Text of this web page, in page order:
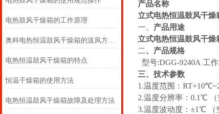
电热鼓风干燥箱的工作原理
奥科电热恒温鼓风干燥箱的送风方式？
电热恒温鼓风干燥箱的特点
恒温干燥箱的使用方法
电热恒温鼓风干燥箱故障及处理方法
产品名称
立式电热恒温鼓风干燥
一、 产品用途
立式电热恒温鼓风干燥
二、 产品规格
型号:DGG-9240A 工
三、技术参数
1.温度范围：
2.温度分辨率：0.1℃
3.温度波动度：±1℃ （